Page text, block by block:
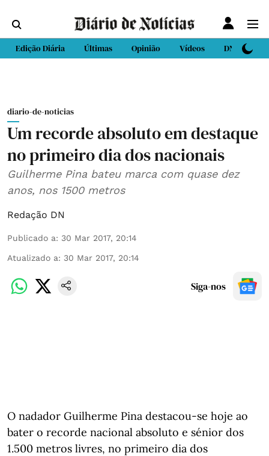
Edição Diária Últimas Opinião Vídeos DN Sport
diario-de-noticias
Um recorde absoluto em destaque
no primeiro dia dos nacionais
Guilherme Pina bateu marca com quase dez
anos, nos 1500 metros
Redação DN
Publicado a: 30 Mar 2017, 20:14
Atualizado a: 30 Mar 2017, 20:14
Siga-nos
O nadador Guilherme Pina destacou-se hoje ao
bater o recorde nacional absoluto e sénior dos
1.500 metros livres, no primeiro dia dos